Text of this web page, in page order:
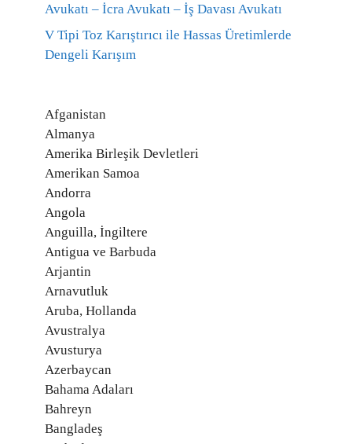
Avukatı – İcra Avukatı – İş Davası Avukatı
V Tipi Toz Karıştırıcı ile Hassas Üretimlerde
Dengeli Karışım
Afganistan
Almanya
Amerika Birleşik Devletleri
Amerikan Samoa
Andorra
Angola
Anguilla, İngiltere
Antigua ve Barbuda
Arjantin
Arnavutluk
Aruba, Hollanda
Avustralya
Avusturya
Azerbaycan
Bahama Adaları
Bahreyn
Bangladeş